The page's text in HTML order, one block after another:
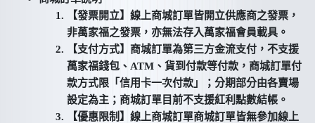
【發票開立】線上商城訂單皆開立供應商之發票，
非萬家福之發票，亦無法存入萬家福會員載具。
【支付方式】商城訂單為第三方金流支付，不支援
萬家福錢包、ATM、貨到付款等付款，商城訂單付
款方式限「信用卡一次付款」；分期部分由各賣場
設定為主；商城訂單目前不支援紅利點數結帳。
【優惠限制】線上商城訂單商城訂單皆無參加線上